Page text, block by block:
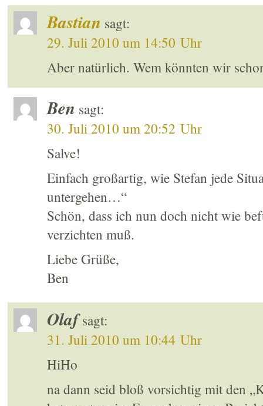
Bastian sagt:
29. Juli 2010 um 14:50 Uhr
Aber natürlich. Wem könnten wir
Ben sagt:
30. Juli 2010 um 20:52 Uhr
Salve!
Einfach großartig, wie Stefan jede
untergehen…“
Schön, dass ich nun doch nicht wie
verzichten muß.
Liebe Grüße,
Ben
Olaf sagt:
31. Juli 2010 um 10:44 Uhr
HiHo
na dann seid bloß vorsichtig mit den